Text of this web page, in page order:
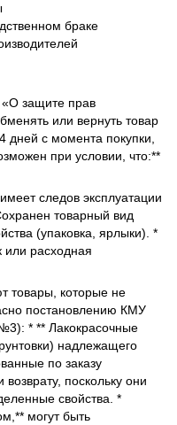
браке
«О защите прав
или вернуть товар
дней с момента покупки,
при условии, что:**
следов эксплуатации
товарный вид
(упаковка, ярлыки). *
или расходная
товары, которые не
постановлению КМУ
* ** Лакокрасочные
надлежащего
по заказу
поскольку они
свойства. *
могут быть